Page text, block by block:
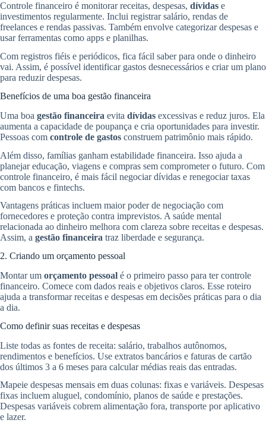
Controle financeiro é monitorar receitas, despesas, dívidas e
investimentos regularmente. Inclui registrar salário, rendas de
freelances e rendas passivas. Também envolve categorizar despesas e
usar ferramentas como apps e planilhas.
Com registros fiéis e periódicos, fica fácil saber para onde o dinheiro
vai. Assim, é possível identificar gastos desnecessários e criar um plano
para reduzir despesas.
Benefícios de uma boa gestão financeira
Uma boa gestão financeira evita dívidas excessivas e reduz juros. Ela
aumenta a capacidade de poupança e cria oportunidades para investir.
Pessoas com controle de gastos construem patrimônio mais rápido.
Além disso, famílias ganham estabilidade financeira. Isso ajuda a
planejar educação, viagens e compras sem comprometer o futuro. Com
controle financeiro, é mais fácil negociar dívidas e renegociar taxas
com bancos e fintechs.
Vantagens práticas incluem maior poder de negociação com
fornecedores e proteção contra imprevistos. A saúde mental
relacionada ao dinheiro melhora com clareza sobre receitas e despesas.
Assim, a gestão financeira traz liberdade e segurança.
2. Criando um orçamento pessoal
Montar um orçamento pessoal é o primeiro passo para ter controle
financeiro. Comece com dados reais e objetivos claros. Esse roteiro
ajuda a transformar receitas e despesas em decisões práticas para o dia
a dia.
Como definir suas receitas e despesas
Liste todas as fontes de receita: salário, trabalhos autônomos,
rendimentos e benefícios. Use extratos bancários e faturas de cartão
dos últimos 3 a 6 meses para calcular médias reais das entradas.
Mapeie despesas mensais em duas colunas: fixas e variáveis. Despesas
fixas incluem aluguel, condomínio, planos de saúde e prestações.
Despesas variáveis cobrem alimentação fora, transporte por aplicativo
e lazer.